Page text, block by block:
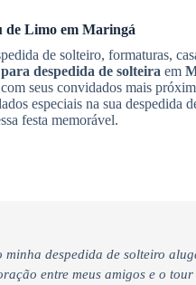
de Limo em Maringá
de solteiro, formaturas,
despedida de solteira em
seus convidados mais
especiais na sua despedida
festa memorável.
despedida de solteiro
entre meus amigos e o tour